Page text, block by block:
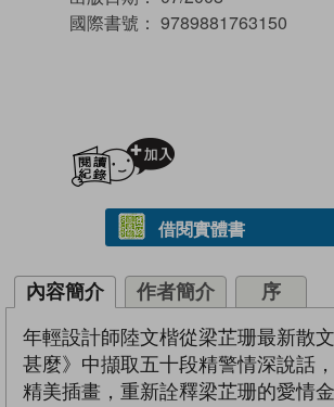
國際書號： 9789881763150
借閱實體書
內容簡介 作者簡介 序
年輕設計師陸文楷從梁芷珊最新散
甚麼》中擷取五十段精警情深說話
精美插畫，重新詮釋梁芷珊的愛情